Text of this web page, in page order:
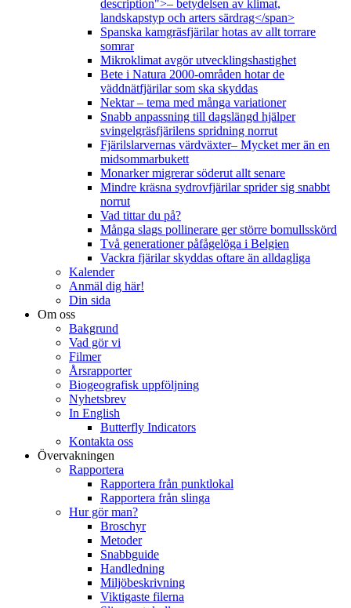
description">– betydelsen av klimat,
landskapstyp och arters särdrag</span>
Spanska kamgräsfjärilar hotas av allt torrare
somrar
Mikroklimat avgör utvecklingshastighet
Bete i Natura 2000-områden hotar de
väddnätfjärilar som ska skyddas
Nektar – tema med många variationer
Snabb anpassning till dagslängd hjälper
svingelgräsfjärilens spridning norrut
Fjärilslarvernas värdväxter– Mycket mer än en
midsommarbukett
Monarker migrerar söderut allt senare
Mindre kräsna sydrovfjärilar sprider sig snabbt
norrut
Vad tittar du på?
Många slags pollinerare ger större bomullsskörd
Två generationer påfågelöga i Belgien
Vackra fjärilar skyddas oftare än alldagliga
Kalender
Anmäl dig här!
Din sida
Om oss
Bakgrund
Vad gör vi
Filmer
Årsrapporter
Biogeografisk uppföljning
Nyhetsbrev
In English
Butterfly Indicators
Kontakta oss
Övervakningen
Rapportera
Rapportera från punktlokal
Rapportera från slinga
Hur gör man?
Broschyr
Metoder
Snabbguide
Handledning
Miljöbeskrivning
Viktigaste filerna